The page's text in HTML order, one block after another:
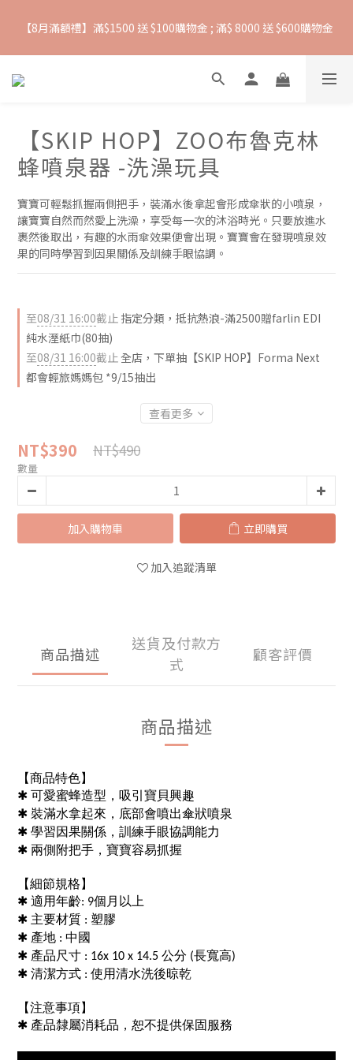
抵抗熱浪必備用品︱滿$2500贈 Farlin EDI超純水溼紙巾
【8月滿額禮】滿$1500 送 $100購物金 ; 滿$ 8000 送 $600購物金
【爸氣一夏 】推車汽座 滿 $5000 送$ 388  滿 $10,000 送 $888 購
抵抗熱浪必備用品︱滿$2500贈 Farlin EDI超純水溼紙巾
【SKIP HOP】ZOO布魯克林
蜂噴泉器 -洗澡玩具
寶寶可輕鬆抓握兩側把手，裝滿水後拿起會形成傘狀的小噴泉，
讓寶寶自然而然愛上洗澡，享受每一次的沐浴時光。只要放進水
裹然後取出，有趣的水雨傘效果便會出現。寶寶會在發現噴泉效
果的同時學習到因果關係及訓練手眼協調。
至08/31 16:00截止 指定分類，抵抗熱浪-滿2500贈farlin EDI
純水溼紙巾(80抽)
至08/31 16:00截止 全店，下單抽【SKIP HOP】Forma Next
都會輕旅媽媽包 *9/15抽出
查看更多
NT$390 NT$490
數量
加入購物車 立即購買
加入追蹤清單
商品描述
送貨及付款方
式
顧客評價
商品描述
【商品特色】
✱ 可愛蜜蜂造型，吸引寶貝興趣
✱ 裝滿水拿起來，底部會噴出傘狀噴泉
✱ 學習因果關係，訓練手眼協調能力
✱ 兩側附把手，寶寶容易抓握
【細節規格】
✱ 適用年齡: 9個月以上
✱ 主要材質 : 塑膠
✱ 產地 : 中國
✱ 產品尺寸 : 16x 10 x 14.5 公分 (長寬高)
✱ 清潔方式 : 使用清水洗後晾乾
【注意事項】
✱ 產品隸屬消耗品，恕不提供保固服務